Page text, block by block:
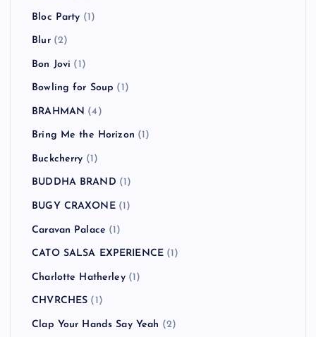
Bloc Party (1)
Blur(2)
Bon Jovi (1)
Bowling for Soup (1)
BRAHMAN (4)
Bring Me the Horizon (1)
Buckcherry (1)
BUDDHA BRAND (1)
BUGY CRAXONE(1)
Caravan Palace (1)
CATO SALSA EXPERIENCE (1)
Charlotte Hatherley(1)
CHVRCHES (1)
Clap Your Hands Say Yeah (2)